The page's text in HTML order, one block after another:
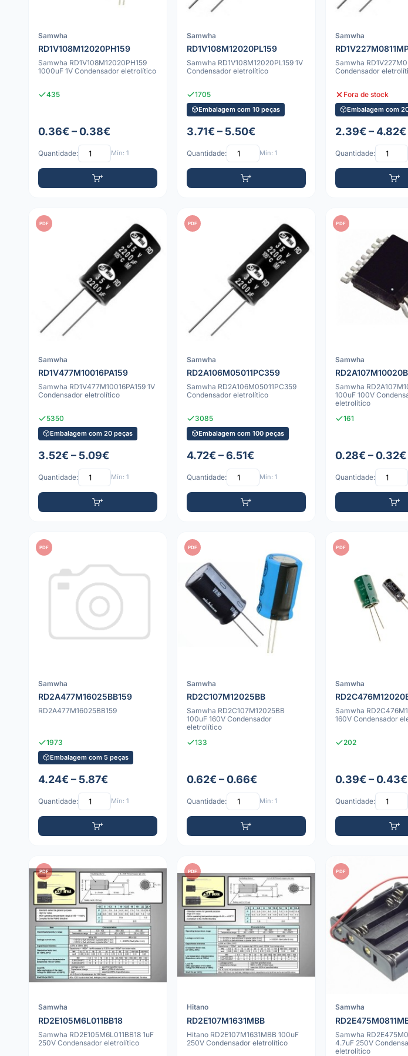
Samwha
RD1V108M12020PH159
Samwha RD1V108M12020PH159
1000uF 1V Condensador eletrolítico
435
0.36€ – 0.38€
Quantidade: Mín: 1
Samwha
RD1V108M12020PL159
Samwha RD1V108M12020PL159 1V
Condensador eletrolítico
1705
Embalagem com 10 peças
3.71€ – 5.50€
Quantidade: Mín: 1
Samwha
Samwha
Condensador
Fora de stock
Embalagem com
2.39€ – 4.82€
Quantidade:
PDF
Samwha
RD1V477M10016PA159
Samwha RD1V477M10016PA159 1V
Condensador eletrolítico
5350
Embalagem com 20 peças
3.52€ – 5.09€
Quantidade: Mín: 1
PDF
Samwha
RD2A106M05011PC359
Samwha RD2A106M05011PC359
Condensador eletrolítico
3085
Embalagem com 100 peças
4.72€ – 6.51€
Quantidade: Mín: 1
PDF
Samwha
Samwha
100uF 100V
eletrolítico
161
0.28€ – 0.32€
Quantidade:
PDF
Samwha
RD2A477M16025BB159
RD2A477M16025BB159
1973
Embalagem com 5 peças
4.24€ – 5.87€
Quantidade: Mín: 1
PDF
Samwha
RD2C107M12025BB
Samwha RD2C107M12025BB
100uF 160V Condensador
eletrolítico
133
0.62€ – 0.66€
Quantidade: Mín: 1
PDF
Samwha
Samwha
160V Condensador
202
0.39€ – 0.43€
Quantidade:
PDF
Samwha
RD2E105M6L011BB18
Samwha RD2E105M6L011BB18 1uF
250V Condensador eletrolítico
PDF
Hitano
RD2E107M1631MBB
Hitano RD2E107M1631MBB 100uF
250V Condensador eletrolítico
PDF
Samwha
Samwha
4.7uF 250V
eletrolítico